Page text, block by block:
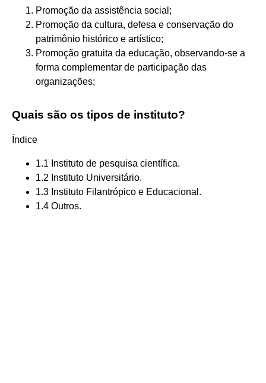
Promoção da assistência social;
Promoção da cultura, defesa e conservação do
patrimônio histórico e artístico;
Promoção gratuita da educação, observando-se a
forma complementar de participação das
organizações;
Quais são os tipos de instituto?
Índice
1.1 Instituto de pesquisa científica.
1.2 Instituto Universitário.
1.3 Instituto Filantrópico e Educacional.
1.4 Outros.